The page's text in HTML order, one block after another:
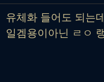
유체화 들어도 되는
일겜용이아닌 ㄹㅇ